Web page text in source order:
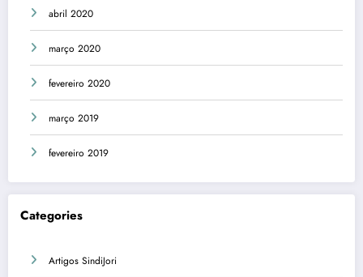
abril 2020
março 2020
fevereiro 2020
março 2019
fevereiro 2019
Categories
Artigos SindiJori